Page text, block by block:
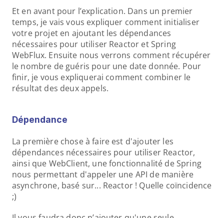
Et en avant pour l’explication. Dans un premier
temps, je vais vous expliquer comment initialiser
votre projet en ajoutant les dépendances
nécessaires pour utiliser Reactor et Spring
WebFlux. Ensuite nous verrons comment récupérer
le nombre de guéris pour une date donnée. Pour
finir, je vous expliquerai comment combiner le
résultat des deux appels.
Dépendance
La première chose à faire est d'ajouter les
dépendances nécessaires pour utiliser Reactor,
ainsi que WebClient, une fonctionnalité de Spring
nous permettant d'appeler une API de manière
asynchrone, basé sur... Reactor ! Quelle coïncidence
;)